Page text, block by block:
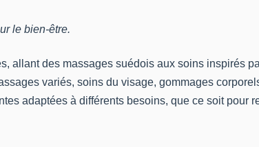
le bien-être.
allant des massages suédois aux soins inspirés
variés, soins du visage, gommages
adaptées à différents besoins, que ce soit pour